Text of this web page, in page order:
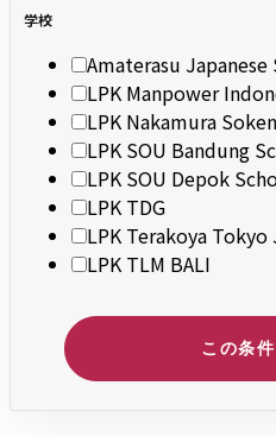
学校
Amaterasu Japanese
LPK Manpower
LPK Nakamura
LPK SOU Bandung
LPK SOU Depok
LPK TDG
LPK Terakoya Tokyo
LPK TLM BALI
この条